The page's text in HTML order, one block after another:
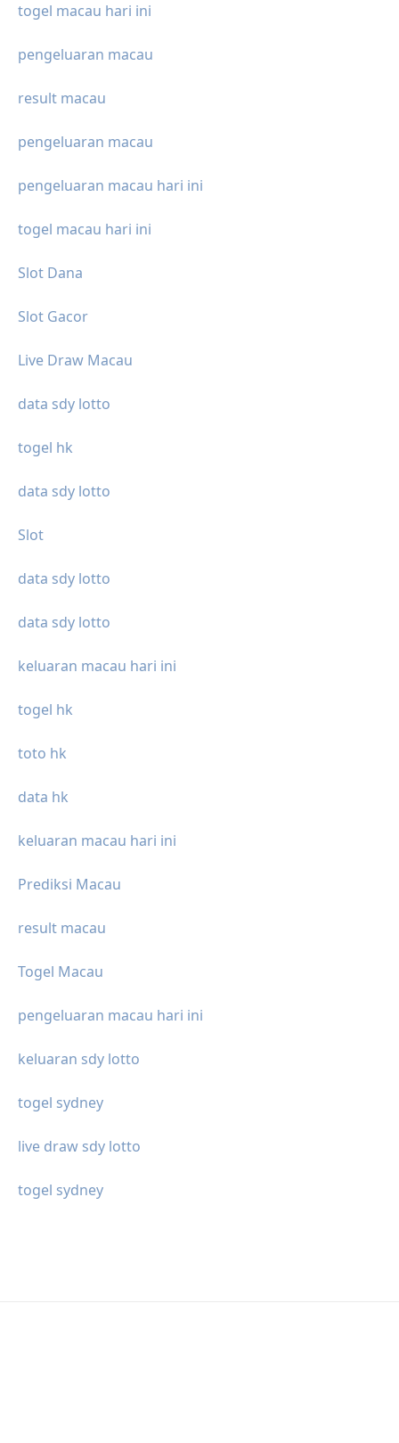
togel macau hari ini
pengeluaran macau
result macau
pengeluaran macau
pengeluaran macau hari ini
togel macau hari ini
Slot Dana
Slot Gacor
Live Draw Macau
data sdy lotto
togel hk
data sdy lotto
Slot
data sdy lotto
data sdy lotto
keluaran macau hari ini
togel hk
toto hk
data hk
keluaran macau hari ini
Prediksi Macau
result macau
Togel Macau
pengeluaran macau hari ini
keluaran sdy lotto
togel sydney
live draw sdy lotto
togel sydney